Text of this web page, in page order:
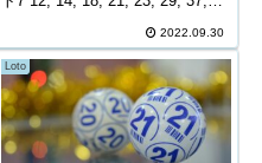
2022.09.30
Loto